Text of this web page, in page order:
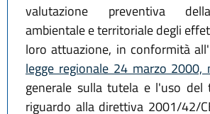
valutazione preventiva
ambientale e territoriale degli
loro attuazione, in conformità
legge regionale 24 marzo 2000,
generale sulla tutela e l'uso del
riguardo alla direttiva 2001/42/